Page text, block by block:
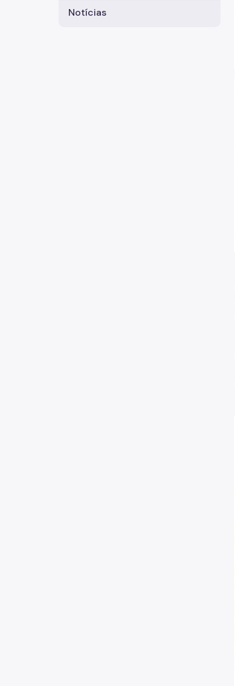
Notícias